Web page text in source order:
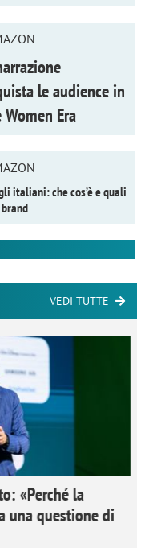
le audience in
Women Era
italiani: che cos’è e quali
VEDI TUTTE
«Perché la
una questione di